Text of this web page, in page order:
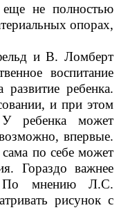
еще не полностью
опорах,
и В. Ломберт
воспитание
ребенка.
и при этом
У ребенка может
впервые.
по себе может
Гораздо важнее
По мнению Л.С.
рисунок с